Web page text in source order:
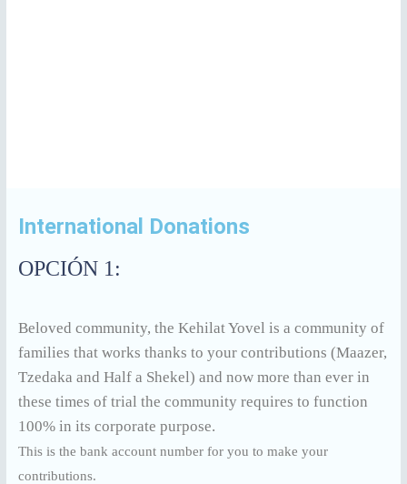
International Donations
OPCIÓN 1:
Beloved community, the Kehilat Yovel is a community of
families that works thanks to your contributions (Maazer,
Tzedaka and Half a Shekel) and now more than ever in
these times of trial the community requires to function
100% in its corporate purpose.
This is the bank account number for you to make your
contributions.